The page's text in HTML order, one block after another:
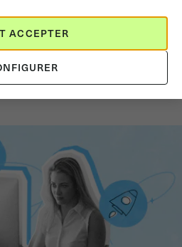
: outils et
accélérer la
ACCEPTER